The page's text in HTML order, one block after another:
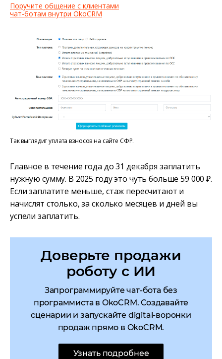
Поручите общение с клиентами
чат-ботам внутри OkoCRM
Так выглядит уплата взносов на сайте СФР.
Главное в течение года до 31 декабря заплатить
нужную сумму. В 2025 году это чуть больше 59 000 ₽.
Если заплатите меньше, стаж пересчитают и
начислят столько, за сколько месяцев и дней вы
успели заплатить.
Доверьте продажи
роботу с ИИ
Запрограммируйте чат-бота без
программиста в OkoCRM. Создавайте
сценарии и запускайте digital-воронки
продаж прямо в OkoCRM.
Узнать подробнее